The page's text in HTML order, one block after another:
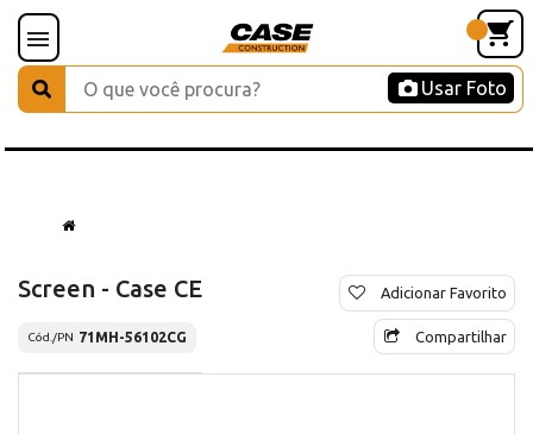
Usar Foto
Screen - Case CE
Cód./PN 71MH-56102CG
Adicionar Favorito
Compartilhar